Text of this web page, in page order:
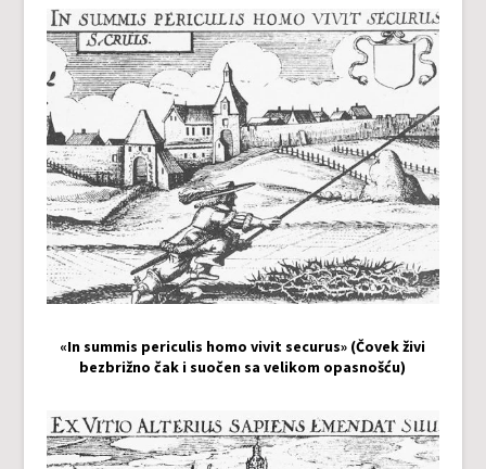
«In summis periculis homo vivit securus» (Čovek živi
bezbrižno čak i suočen sa velikom opasnošću)